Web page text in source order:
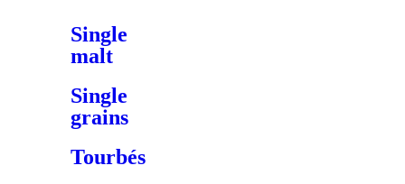
Single
malt
Single
grains
Tourbés